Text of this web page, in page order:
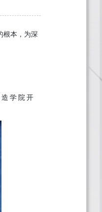
根本，为深
学院开